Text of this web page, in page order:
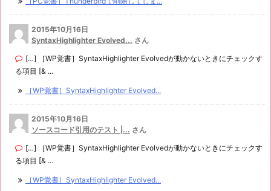
2015年10月16日
SyntaxHighlighter Evolved... さん
[…] ［WP覚書］SyntaxHighlighter Evolvedが動かないときにチェックす
る項目 [& ...
［WP覚書］SyntaxHighlighter Evolved...
2015年10月16日
ソースコード引用のテスト |... さん
[…] ［WP覚書］SyntaxHighlighter Evolvedが動かないときにチェックす
る項目 [& ...
［WP覚書］SyntaxHighlighter Evolved...